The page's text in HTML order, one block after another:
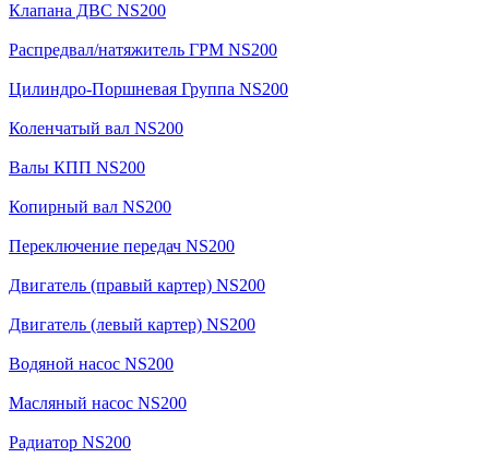
Клапана ДВС NS200
Распредвал/натяжитель ГРМ NS200
Цилиндро-Поршневая Группа NS200
Коленчатый вал NS200
Валы КПП NS200
Копирный вал NS200
Переключение передач NS200
Двигатель (правый картер) NS200
Двигатель (левый картер) NS200
Водяной насос NS200
Масляный насос NS200
Радиатор NS200